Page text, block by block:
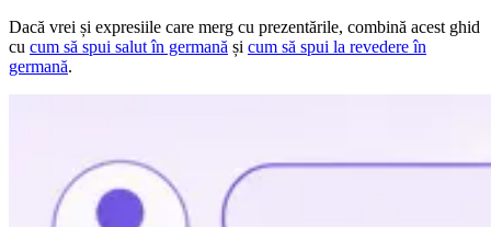
Dacă vrei și expresiile care merg cu prezentările, combină acest ghid
cu cum să spui salut în germană și cum să spui la revedere în
germană.